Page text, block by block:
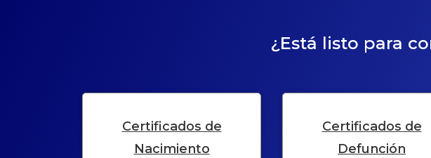
¿Está listo para
Certificados de
Nacimiento
Certificados de
Defunción